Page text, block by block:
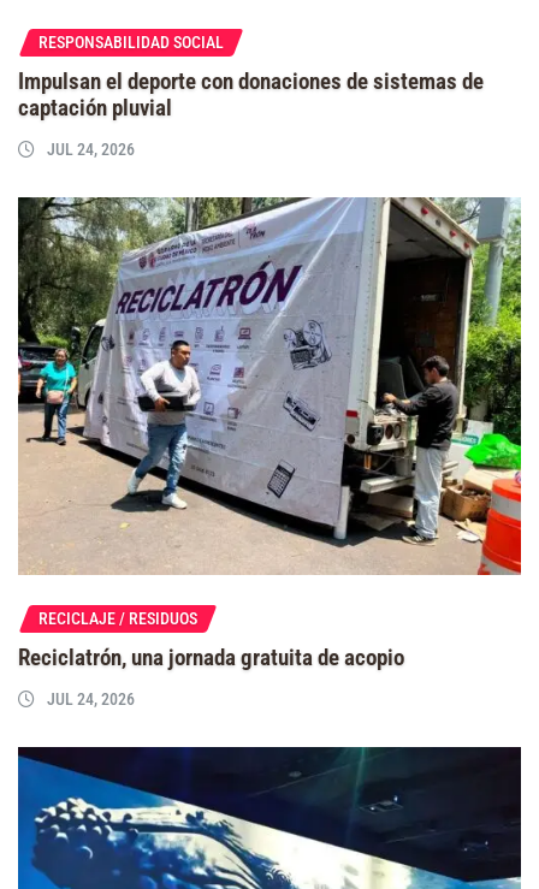
RESPONSABILIDAD SOCIAL
Impulsan el deporte con donaciones de sistemas de
captación pluvial
JUL 24, 2026
RECICLAJE / RESIDUOS
Reciclatrón, una jornada gratuita de acopio
JUL 24, 2026